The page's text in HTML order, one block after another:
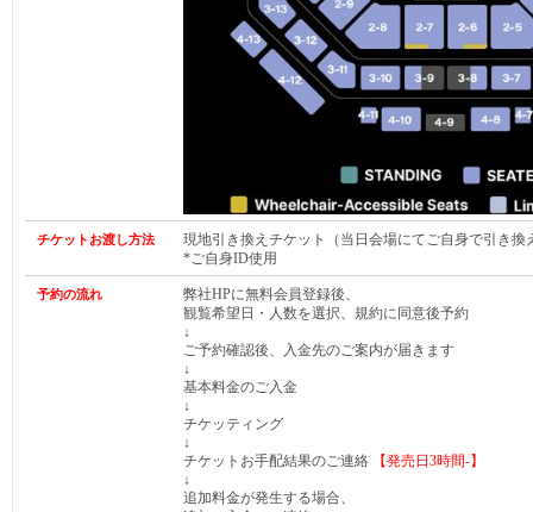
チケットお渡し方法
現地引き換えチケット（当日会場にてご自身で引き換
*ご自身ID使用
予約の流れ
弊社HPに無料会員登録後、
観覧希望日・人数を選択、規約に同意後予約
↓
ご予約確認後、入金先のご案内が届きます
↓
基本料金のご入金
↓
チケッティング
↓
チケットお手配結果のご連絡
【発売日 3時間-】
↓
追加料金が発生する場合、